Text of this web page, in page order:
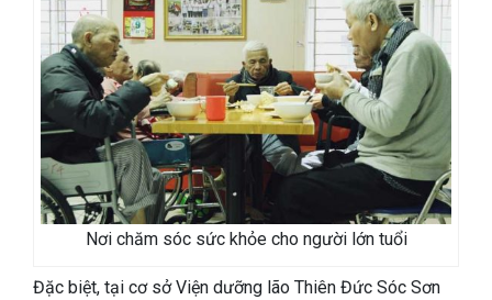
Nơi chăm sóc sức khỏe cho người lớn tuổi
Đặc biệt, tại cơ sở Viện dưỡng lão Thiên Đức Sóc Sơn